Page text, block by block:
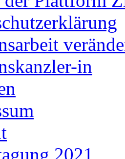
in
2021